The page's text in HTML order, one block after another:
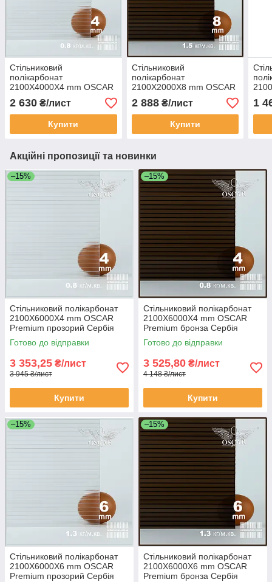
Стільниковий
полікарбонат
2100Х4000Х4 mm OSCAR
Premium прозорий Сербія
2 630 ₴/лист
Купити
Стільниковий
полікарбонат
2100Х2000Х8 mm OSCAR
2 888₴/лист
Купити
1
Акційні пропозиції та новинки
–15%
Стільниковий полікарбонат
2100Х6000Х4 mm OSCAR
Premium прозорий Сербія
Готово до відправки
3 353,25 ₴/лист
3 945 ₴/лист
Купити
–15%
Стільниковий полікарбонат
2100Х6000Х4 mm OSCAR
Premium бронза Сербія
Готово до відправки
3 525,80 ₴/лист
4 148 ₴/лист
Купити
–15%
Стільниковий полікарбонат
2100Х6000Х6 mm OSCAR
Premium прозорий Сербія
–15%
Стільниковий полікарбонат
2100Х6000Х6 mm OSCAR
Premium бронза Сербія